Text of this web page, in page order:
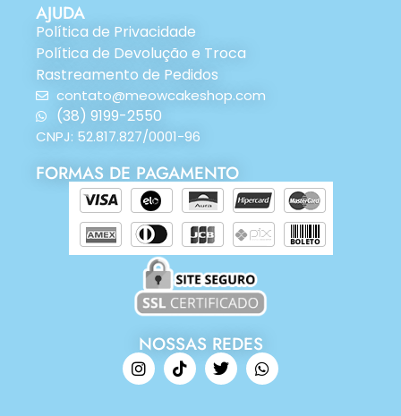
AJUDA
Política de Privacidade
Política de Devolução e Troca
Rastreamento de Pedidos
contato@meowcakeshop.com
(38) 9199-2550
CNPJ: 52.817.827/0001-96
FORMAS DE PAGAMENTO
NOSSAS REDES